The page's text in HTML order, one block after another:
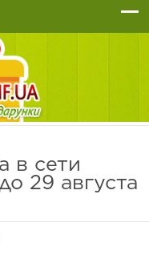
в сети
29 августа